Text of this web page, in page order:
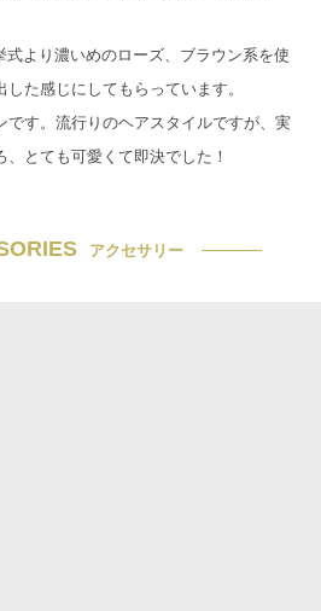
より濃いめのローズ、ブラウン系を使
た感じにしてもらっています。
です。流行りのヘアスタイルですが、実
とても可愛くて即決でした！
アクセサリー